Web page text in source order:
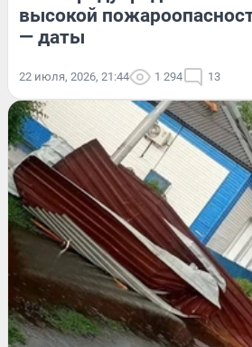
высокой
— даты
22 июля, 2026, 21:44 1 294 13